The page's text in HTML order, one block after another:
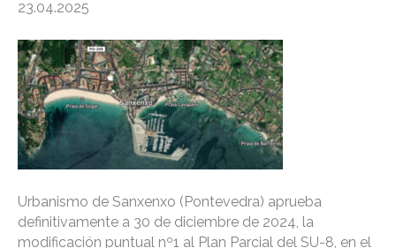
23.04.2025
Urbanismo de Sanxenxo (Pontevedra) aprueba
definitivamente a 30 de diciembre de 2024, la
modificación puntual nº1 al Plan Parcial del SU-8, en el